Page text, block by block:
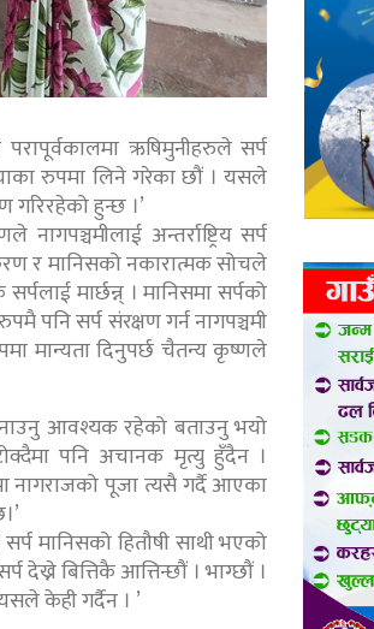
ऋषिमुनीहरुले सर्प
रुपमा लिने गरेका छौं । यसले
हुन्छ ।’
अन्तर्राष्ट्रिय सर्प
र मानिसको नकारात्मक सोचले
मार्छन्न् । मानिसमा सर्पको
पनि सर्प संरक्षण गर्न नागपञ्चमी
मान्यता दिनुपर्छ चैतन्य कृष्णले
मनाउनु आवश्यक रहेको बताउनु भयो
पनि अचानक मृत्यु हुँदैन ।
नागराजको पूजा त्यसै गर्दै आएका
मानिसको हितौषी साथी भएको
बित्तिकै आत्तिन्छौं । भाग्छौं ।
केही गर्दैन । ’